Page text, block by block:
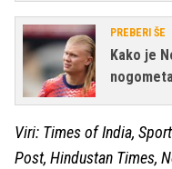
PREBERI ŠE
Kako je
Viri: Times of India,
Post, Hindustan Times,